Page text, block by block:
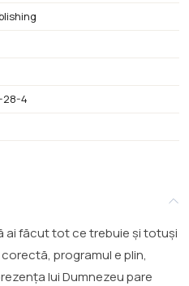
28-4
ai făcut tot ce trebuie și totuși
programul e plin,
lui Dumnezeu pare